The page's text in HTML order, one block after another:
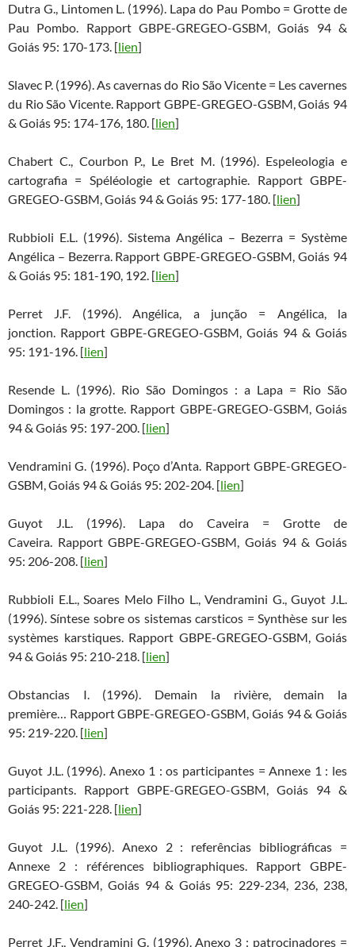
Dutra G., Lintomen L. (1996). Lapa do Pau Pombo = Grotte de
Pau Pombo. Rapport GBPE-GREGEO-GSBM, Goiás 94 &
Goiás 95: 170-173. [lien]
Slavec P. (1996). As cavernas do Rio São Vicente = Les cavernes
du Rio São Vicente. Rapport GBPE-GREGEO-GSBM, Goiás 94
& Goiás 95: 174-176, 180. [lien]
Chabert C., Courbon P., Le Bret M. (1996). Espeleologia e
cartografia = Spéléologie et cartographie. Rapport GBPE-
GREGEO-GSBM, Goiás 94 & Goiás 95: 177-180. [lien]
Rubbioli E.L. (1996). Sistema Angélica – Bezerra = Système
Angélica – Bezerra. Rapport GBPE-GREGEO-GSBM, Goiás 94
& Goiás 95: 181-190, 192. [lien]
Perret J.F. (1996). Angélica, a junção = Angélica, la
jonction. Rapport GBPE-GREGEO-GSBM, Goiás 94 & Goiás
95: 191-196. [lien]
Resende L. (1996). Rio São Domingos : a Lapa = Rio São
Domingos : la grotte. Rapport GBPE-GREGEO-GSBM, Goiás
94 & Goiás 95: 197-200. [lien]
Vendramini G. (1996). Poço d’Anta. Rapport GBPE-GREGEO-
GSBM, Goiás 94 & Goiás 95: 202-204. [lien]
Guyot J.L. (1996). Lapa do Caveira = Grotte de
Caveira. Rapport GBPE-GREGEO-GSBM, Goiás 94 & Goiás
95: 206-208. [lien]
Rubbioli E.L., Soares Melo Filho L., Vendramini G., Guyot J.L.
(1996). Síntese sobre os sistemas carsticos = Synthèse sur les
systèmes karstiques. Rapport GBPE-GREGEO-GSBM, Goiás
94 & Goiás 95: 210-218. [lien]
Obstancias I. (1996). Demain la rivière, demain la
première… Rapport GBPE-GREGEO-GSBM, Goiás 94 & Goiás
95: 219-220. [lien]
Guyot J.L. (1996). Anexo 1 : os participantes = Annexe 1 : les
participants. Rapport GBPE-GREGEO-GSBM, Goiás 94 &
Goiás 95: 221-228. [lien]
Guyot J.L. (1996). Anexo 2 : referências bibliográficas =
Annexe 2 : références bibliographiques. Rapport GBPE-
GREGEO-GSBM, Goiás 94 & Goiás 95: 229-234, 236, 238,
240-242. [lien]
Perret J.F., Vendramini G. (1996). Anexo 3 : patrocinadores =